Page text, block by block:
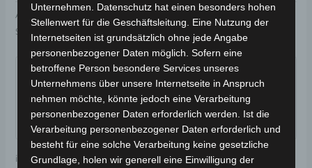
Artikelnummer:
Schlagwort:
Garantiert sicherer Checkout
inkl. 19 % MwSt.Kostenloser Versand
Unternehmen. Datenschutz hat einen besonders hohen
Stellenwert für die Geschäftsleitung. Eine Nutzung der
Internetseiten ist grundsätzlich ohne jede Angabe
personenbezogener Daten möglich. Sofern eine
betroffene Person besondere Services unseres
Unternehmens über unsere Internetseite in Anspruch
nehmen möchte, könnte jedoch eine Verarbeitung
personenbezogener Daten erforderlich werden. Ist die
Verarbeitung personenbezogener Daten erforderlich und
besteht für eine solche Verarbeitung keine gesetzliche
Grundlage, holen wir generell eine Einwilligung der